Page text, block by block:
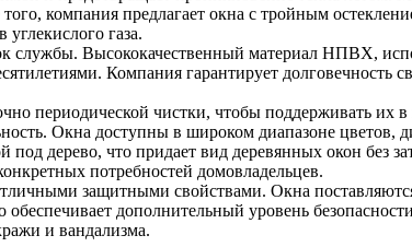
компания предлагает окна с тройным
газа.
службы. Высококачественный материал НПВХ,
Компания гарантирует долговечность
периодической чистки, чтобы поддерживать
Окна доступны в широком диапазоне цветов,
дерево, что придает вид деревянных окон без
потребностей домовладельцев.
защитными свойствами. Окна
дополнительный уровень
и вандализма.